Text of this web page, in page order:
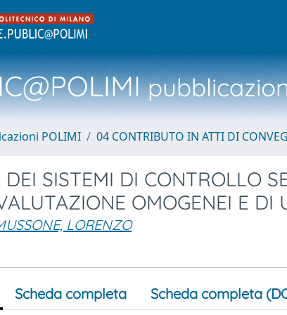
POLIMI 04 CONTRIBUTO IN ATTI DI
DEI SISTEMI DI CONTROLLO
OMOGENEI E DI
LORENZO
Scheda completa Scheda completa